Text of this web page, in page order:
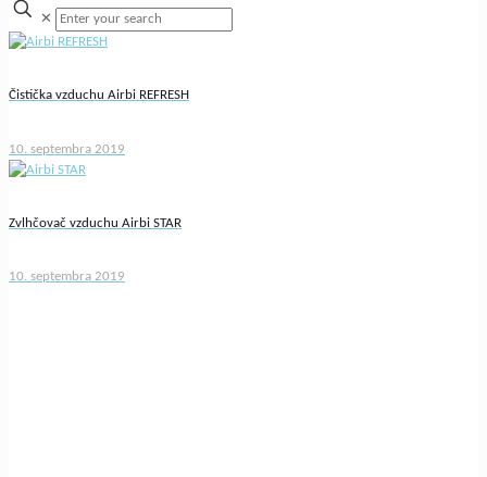
✕
Čistička vzduchu Airbi REFRESH
10. septembra 2019
Zvlhčovač vzduchu Airbi STAR
10. septembra 2019